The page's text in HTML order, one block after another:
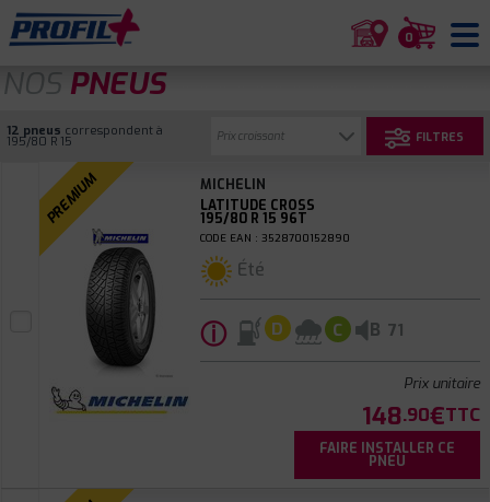
0
NOS PNEUS
12 pneus correspondent à
195/80 R 15 FILTRES
PREMIUM
MICHELIN
LATITUDE CROSS
195/80 R 15 96T
CODE EAN : 3528700152890
Été
ⓘ D C B 71
Prix unitaire
148.90€TTC
FAIRE INSTALLER CE
PNEU